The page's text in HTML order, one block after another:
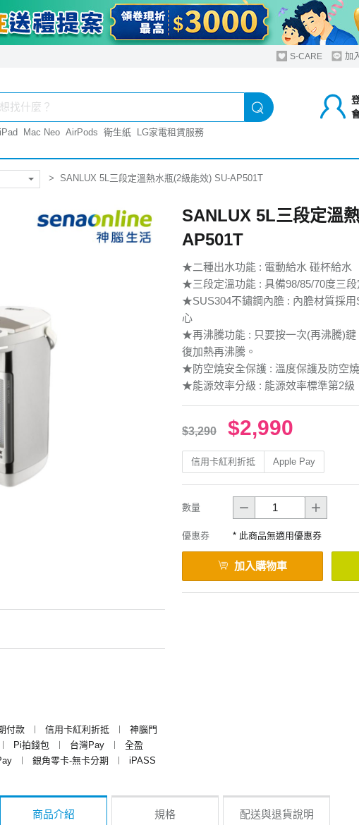
S-CARE 加
iPad Mac Neo AirPods 衛生紙 LG家電租賃服務
SANLUX 5L三段定溫熱水瓶(2級能效) SU-AP501T
付款 ︱ 信用卡紅利折抵 ︱
神腦門
︱ Pi拍錢包 ︱ 台灣Pay ︱
全盈
︱ 銀角零卡-無卡分期 ︱
iPASS
SANLUX 5L三段定溫
AP501T
★二種出水功能 : 電動給水 碰杯給水
★三段定溫功能 : 具備98/85/70度三
★SUS304不鏽鋼內膽 : 內膽材質採
心
★再沸騰功能 : 只要按一次(再沸騰)鍵
復加熱再沸騰。
★防空燒安全保護 : 溫度保護及防空
★能源效率分級 : 能源效率標準第2級
$3,290 $2,990
信用卡紅利折抵 Apple Pay
數量
優惠券 * 此商品無適用優惠券
加入購物車
商品介紹 規格 配送與退貨說明